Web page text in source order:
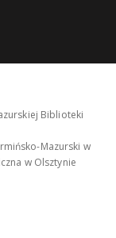
Biblioteki
Mazurski w
w Olsztynie